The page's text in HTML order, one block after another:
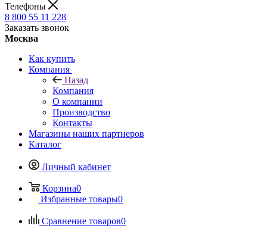
Телефоны
8 800 55 11 228
Заказать звонок
Москва
Как купить
Компания
Назад
Компания
О компании
Производство
Контакты
Магазины наших партнеров
Каталог
Личный кабинет
Корзина0
Избранные товары0
Сравнение товаров0